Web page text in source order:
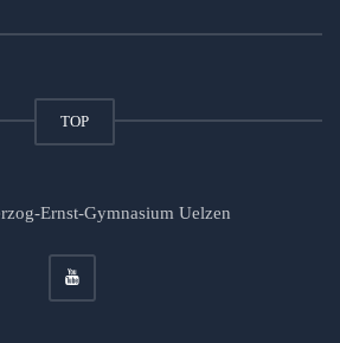
TOP
Ernst-Gymnasium Uelzen